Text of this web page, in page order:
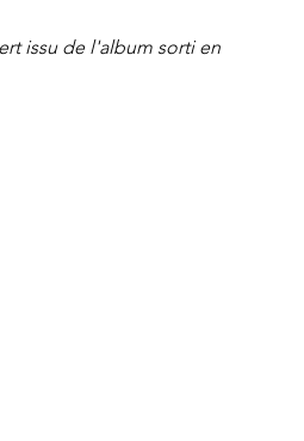
issu de l'album sorti en